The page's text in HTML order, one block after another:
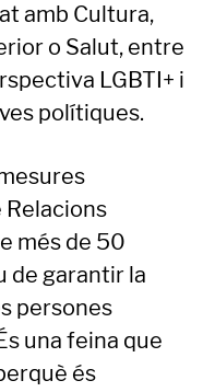
amb Cultura,
o Salut, entre
LGBTI+ i
polítiques.
Relacions
més de 50
de garantir la
persones
una feina que
és